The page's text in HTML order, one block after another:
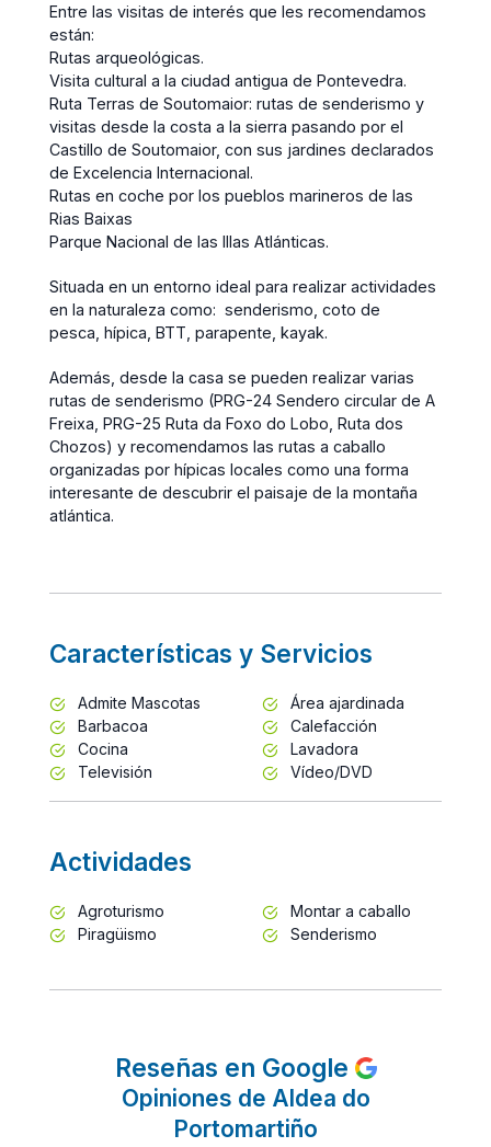
Entre las visitas de interés que les recomendamos
están:
Rutas arqueológicas.
Visita cultural a la ciudad antigua de Pontevedra.
Ruta Terras de Soutomaior: rutas de senderismo y
visitas desde la costa a la sierra pasando por el
Castillo de Soutomaior, con sus jardines declarados
de Excelencia Internacional.
Rutas en coche por los pueblos marineros de las
Rias Baixas
Parque Nacional de las Illas Atlánticas.
Situada en un entorno ideal para realizar actividades
en la naturaleza como: senderismo, coto de
pesca, hípica, BTT, parapente, kayak.
Además, desde la casa se pueden realizar varias
rutas de senderismo (PRG-24 Sendero circular de A
Freixa, PRG-25 Ruta da Foxo do Lobo, Ruta dos
Chozos) y recomendamos las rutas a caballo
organizadas por hípicas locales como una forma
interesante de descubrir el paisaje de la montaña
atlántica.
Características y Servicios
Admite Mascotas
Área ajardinada
Barbacoa
Calefacción
Cocina
Lavadora
Televisión
Vídeo/DVD
Actividades
Agroturismo
Montar a caballo
Piragüismo
Senderismo
Reseñas en Google
Opiniones de Aldea do
Portomartiño